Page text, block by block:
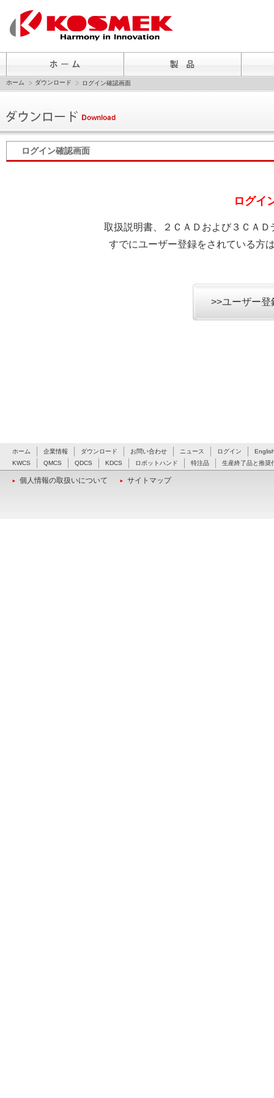
ホーム ダウンロード ログイン確認画面
ログイン確認画面
ログイ
取扱説明書、２ＣＡＤおよび３ＣＡ
すでにユーザー登録をされている方
>>ユーザー
ホーム 企業情報 ダウンロード お問い合わせ ニュース ログイン
KWCS
QMCS QDCS KDCS ロボットハンド 特注品 生産終了品と推奨
個人情報の取扱いについて サイトマップ